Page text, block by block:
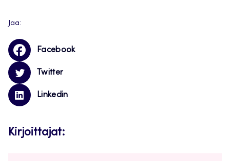
Jaa:
Facebook
Twitter
Linkedin
Kirjoittajat: